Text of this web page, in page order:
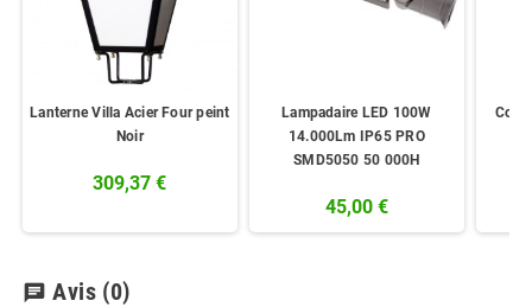
Lanterne Villa Acier Four peint
Noir
309,37 €
Lampadaire LED 100W
14.000Lm IP65 PRO
SMD5050 50 000H
45,00 €
chat Avis (0)